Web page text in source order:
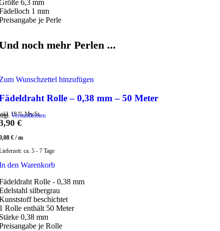
6,3 mm
1 mm
je Perle
noch mehr Perlen ...
Wunschzettel hinzufügen
Rolle – 0,38 mm – 50 Meter
19 % MwSt.
Versandkosten
€
€ /m
ca. 5 - 7 Tage
den Warenkorb
Rolle - 0,38 mm
silbergrau
beschichtet
Rolle enthält 50 Meter
0,38 mm
je Rolle